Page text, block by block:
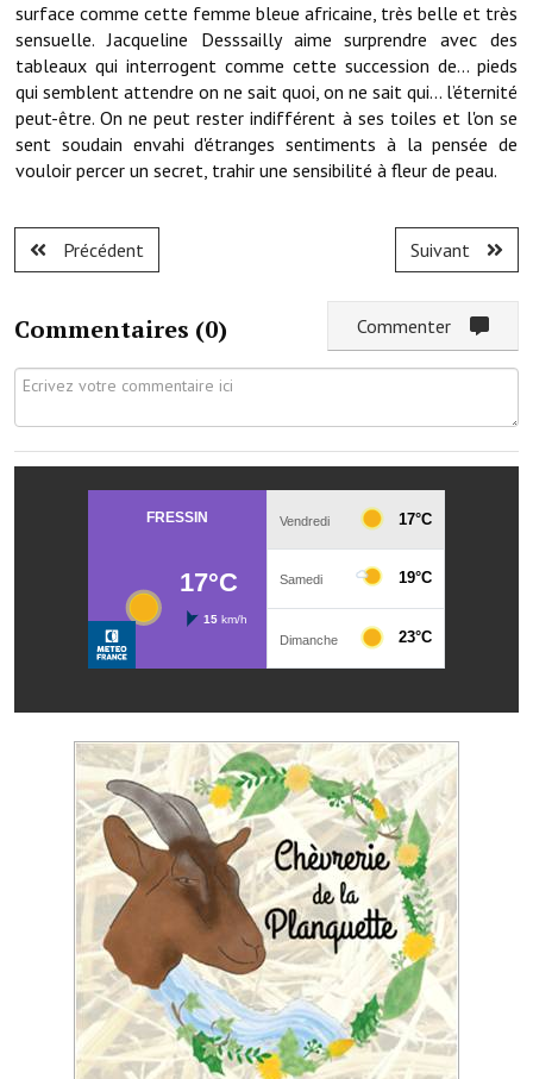
Projets et travaux en cours
Procès verbaux des conseils municipaux
Communication
Le bulletin municipal : Fressinfo & Le Fressinois
Toutes les publications
Le village dans l'intercommunalité
Communauté de communes
Autres groupements
L'association des maires
L'office de tourisme
VILLE PRATIQUE
Services publics intercommunaux
Affaires scolaires, CCAS
Eaux, assainissement
France services
France Renov
Déchets ménagers, tri sélectif, encombrants
Services publics communaux
Démarches administratives
Urbanisme
surface comme cette femme bleue africaine, très belle et très
sensuelle. Jacqueline Desssailly aime surprendre avec des
tableaux qui interrogent comme cette succession de... pieds
qui semblent attendre on ne sait quoi, on ne sait qui... l’éternité
peut-être. On ne peut rester indifférent à ses toiles et l'on se
sent soudain envahi d'étranges sentiments à la pensée de
vouloir percer un secret, trahir une sensibilité à fleur de peau.
Précédent Suivant
Commentaires (0)